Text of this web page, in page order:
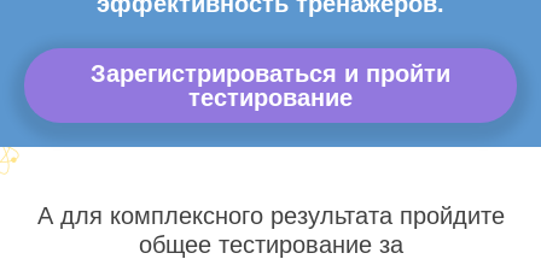
Зарегистрироваться и пройти
тестирование
А для комплексного результата пройдите
общее тестирование за